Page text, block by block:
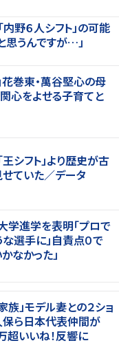
内野６人シフト」の可能
思うんですが…」
花巻東・萬谷堅心の母
心をよせる子育てと
王シフト」より歴史が古
ていた／データ
学進学を表明「プロで
選手に」自責点０で
なかった」
」モデル妻との２ショ
ら日本代表仲間が
超いいね！反響に